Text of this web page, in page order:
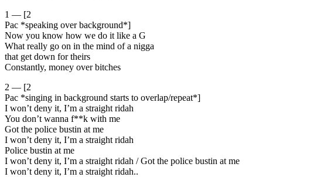
1 — [2
Pac *speaking over background*]
Now you know how we do it like a G
What really go on in the mind of a nigga
that get down for theirs
Constantly, money over bitches
2 — [2
Pac *singing in background starts to overlap/repeat*]
I won’t deny it, I’m a straight ridah
You don’t wanna f**k with me
Got the police bustin at me
I won’t deny it, I’m a straight ridah
Police bustin at me
I won’t deny it, I’m a straight ridah / Got the police bustin at me
I won’t deny it, I’m a straight ridah..